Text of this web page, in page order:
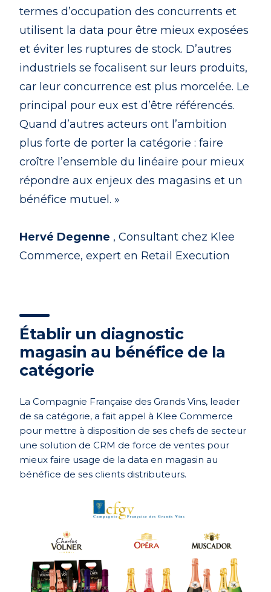
termes d’occupation des concurrents et
utilisent la data pour être mieux exposées
et éviter les ruptures de stock. D’autres
industriels se focalisent sur leurs produits,
car leur concurrence est plus morcelée. Le
principal pour eux est d’être référencés.
Quand d’autres acteurs ont l’ambition
plus forte de porter la catégorie : faire
croître l’ensemble du linéaire pour mieux
répondre aux enjeux des magasins et un
bénéfice mutuel. »
Hervé Degenne , Consultant chez Klee
Commerce, expert en Retail Execution
Établir un diagnostic
magasin au bénéfice de la
catégorie
La Compagnie Française des Grands Vins, leader
de sa catégorie, a fait appel à Klee Commerce
pour mettre à disposition de ses chefs de secteur
une solution de CRM de force de ventes pour
mieux faire usage de la data en magasin au
bénéfice de ses clients distributeurs.